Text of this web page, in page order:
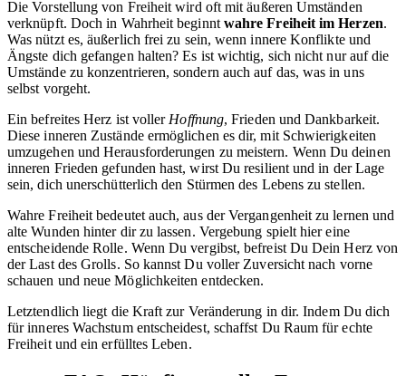
Die Vorstellung von Freiheit wird oft mit äußeren Umständen
verknüpft. Doch in Wahrheit beginnt wahre Freiheit im Herzen.
Was nützt es, äußerlich frei zu sein, wenn innere Konflikte und
Ängste dich gefangen halten? Es ist wichtig, sich nicht nur auf die
Umstände zu konzentrieren, sondern auch auf das, was in uns
selbst vorgeht.
Ein befreites Herz ist voller Hoffnung, Frieden und Dankbarkeit.
Diese inneren Zustände ermöglichen es dir, mit Schwierigkeiten
umzugehen und Herausforderungen zu meistern. Wenn Du deinen
inneren Frieden gefunden hast, wirst Du resilient und in der Lage
sein, dich unerschütterlich den Stürmen des Lebens zu stellen.
Wahre Freiheit bedeutet auch, aus der Vergangenheit zu lernen und
alte Wunden hinter dir zu lassen. Vergebung spielt hier eine
entscheidende Rolle. Wenn Du vergibst, befreist Du Dein Herz von
der Last des Grolls. So kannst Du voller Zuversicht nach vorne
schauen und neue Möglichkeiten entdecken.
Letztendlich liegt die Kraft zur Veränderung in dir. Indem Du dich
für inneres Wachstum entscheidest, schaffst Du Raum für echte
Freiheit und ein erfülltes Leben.